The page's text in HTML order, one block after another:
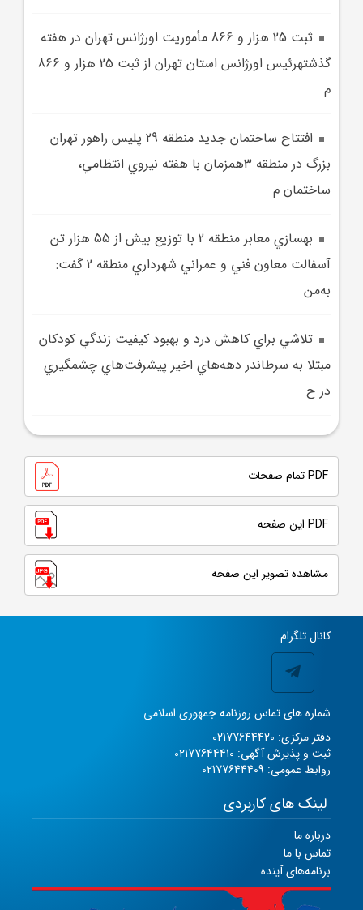
ثبت 25 هزار و 866 مأموريت اورژانس تهران در هفته
گذشتهرئيس اورژانس استان تهران از ثبت 25 هزار و 866
م
افتتاح ساختمان جديد منطقه 29 پليس راهور تهران
بزرگ در منطقه 3همزمان با هفته نيروي انتظامي،
ساختمان م
بهسازي معابر منطقه 2 با توزيع بيش از 55 هزار تن
آسفالت معاون فني و عمراني شهرداري منطقه 2 گفت:
به‌من
تلاشي براي کاهش درد و بهبود کيفيت زندگي کودکان
مبتلا به سرطاندر دهه‌هاي اخير پيشرفت‌هاي چشمگيري
در ح
PDF تمام صفحات
PDF این صفحه
مشاهده تصویر این صفحه
کانال تلگرام
شماره های تماس روزنامه جمهوری اسلامی
دفتر مرکزی: 02177644420
ثبت و پذیرش آگهی: 02177644410
روابط عمومی: 02177644409
لینک های کاربردی
درباره ما
تماس با ما
برنامه‌های آینده